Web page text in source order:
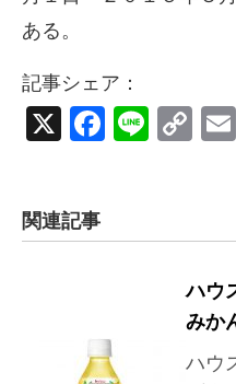
ある。
記事シェア：
X Facebook
Line
関連記事
ハウ
みか
ハウ